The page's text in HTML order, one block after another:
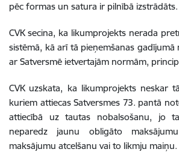
pēc formas un satura ir pilnībā izstrādāts.
CVK secina, ka likumprojekts nerada
sistēmā, kā arī tā pieņemšanas
ar Satversmē ietvertajām normām,
CVK uzskata, ka likumprojekts neskar
kuriem attiecas Satversmes 73. pantā
attiecībā uz tautas nobalsošanu, jo
neparedz jaunu obligāto
maksājumu atcelšanu vai to likmju maiņu.